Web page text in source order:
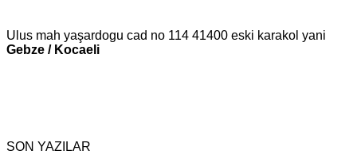
Ulus mah yaşardogu cad no 114 41400 eski karakol yani
Gebze / Kocaeli
SON YAZILAR